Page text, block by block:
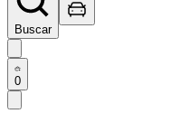
Buscar
0